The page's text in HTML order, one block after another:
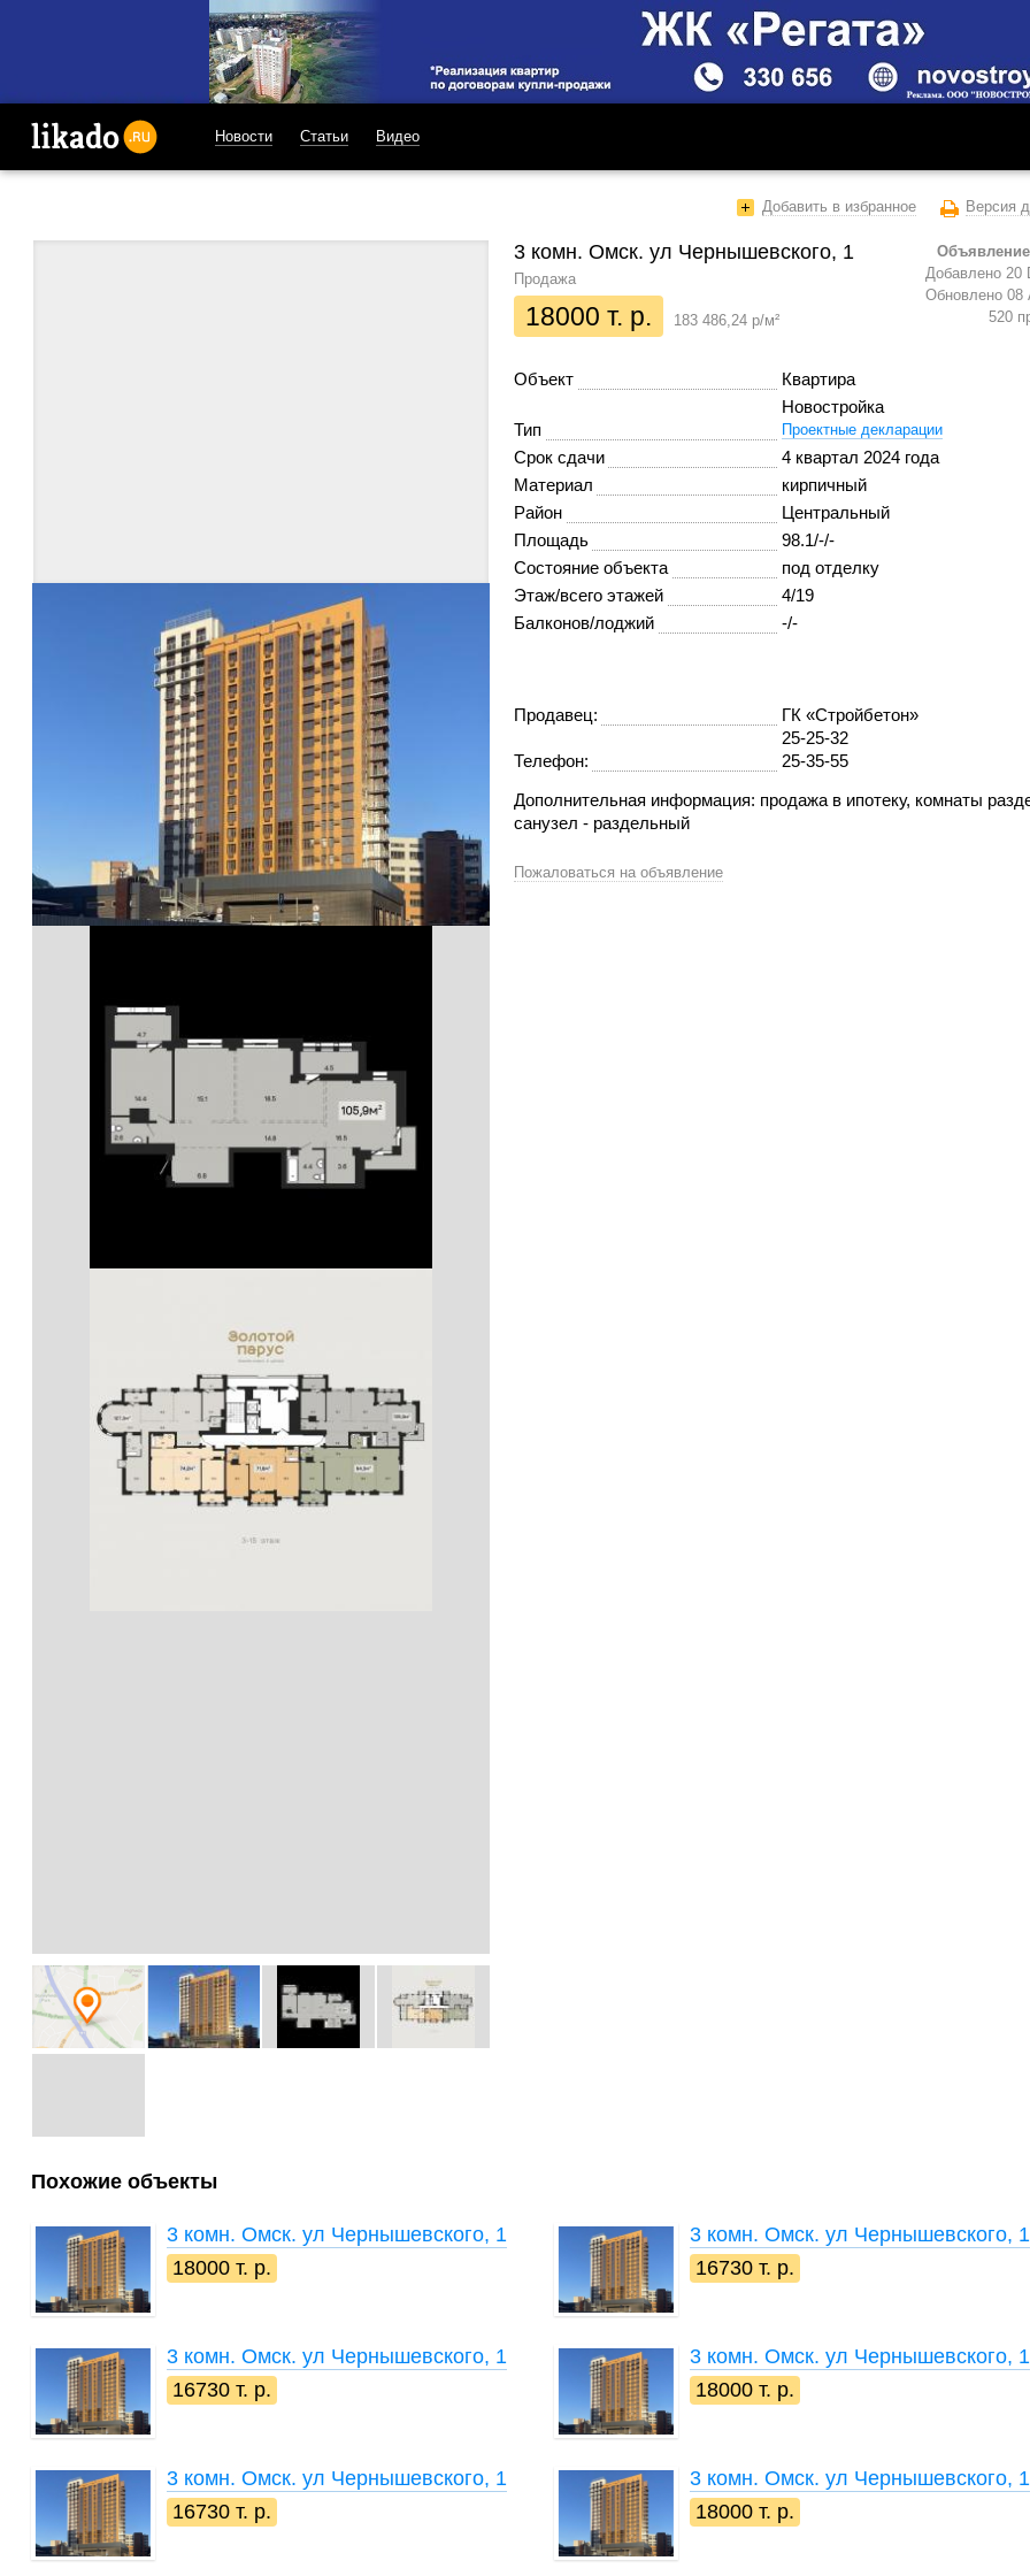
Новости Статьи Видео
Добавить в избранное Версия
Добавлено 20
Обновлено 08
520
Продажа
3 комн. Омск. ул Чернышевского, 1
18000 т. р. 183 486,24 р/м²
Объект Квартира
Тип
Новостройка
Проектные декларации
Срок сдачи
4 квартал 2024 года
Материал
кирпичный
Район
Центральный
Площадь
98.1/-/-
Состояние объекта
под отделку
Этаж/всего этажей
4/19
Балконов/лоджий
-/-
Продавец: ГК «Стройбетон»
Телефон:
25-25-32
25-35-55
Дополнительная информация: продажа в ипотеку, комнаты
санузел - раздельный
Пожаловаться на объявление
Похожие объекты
3 комн. Омск. ул Чернышевского, 1
18000 т. р.
3 комн.Омск. ул Чернышевского, 1
16730 т. р.
3 комн. Омск. ул Чернышевского, 1
16730 т. р.
3 комн.Омск. ул Чернышевского, 1
18000 т. р.
3 комн. Омск. ул Чернышевского, 1
16730 т. р.
3 комн.Омск. ул Чернышевского, 1
18000 т. р.